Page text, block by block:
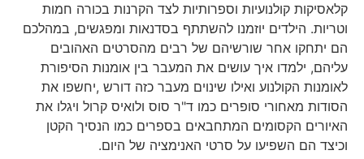
קלאסיקות קולנועיות וספרותיות לצד הקרנות בכורה חמות
וטריות. הילדים יוזמנו להשתתף בסדנאות ומפגשים, במהלכם
הם יתחקו אחר שורשיהם של רבים מהסרטים האהובים
עליהם, ילמדו איך עושים את המעבר בין אומנות הסיפורת
לאומנות הקולנוע ואילו שינוים מעבר כזה דורש ,יחשפו את
הסודות מאחורי סופרים כמו ד"ר סוס ולואיס קרול ויגלו את
האיורים הקסומים המתחבאים בספרים כמו הנסיך הקטן
וכיצד הם השפיעו על סרטי האנימציה של היום.